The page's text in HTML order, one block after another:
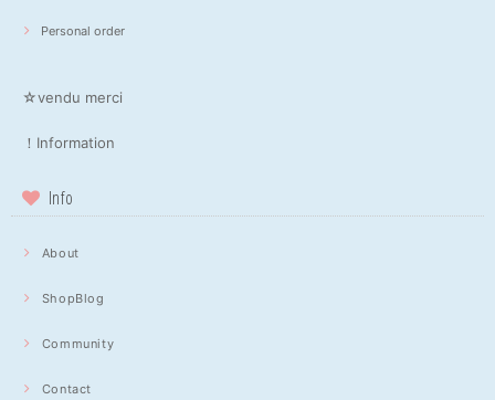
Personal order
☆vendu merci
！Information
Info
About
ShopBlog
Community
Contact